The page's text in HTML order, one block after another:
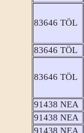
83646 TÖL
83646 TÖL
83646 TÖL
91438 NEA
91438 NEA
91438 NEA